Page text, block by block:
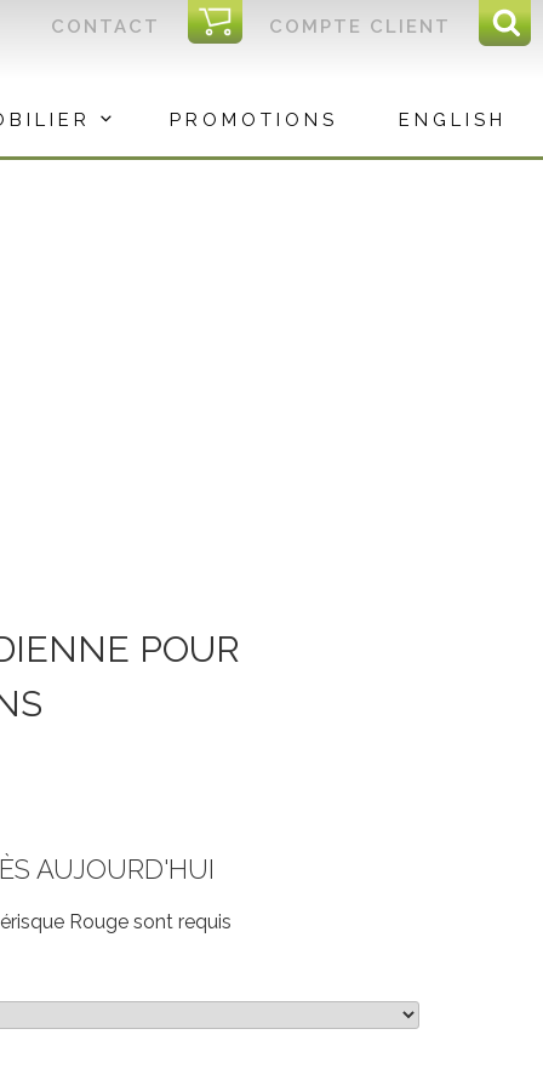
COMPTE CLIENT
I
C
CONTACT
PROMOTIONS ENGLISH
POUR
AUJOURD'HUI
Rouge sont requis